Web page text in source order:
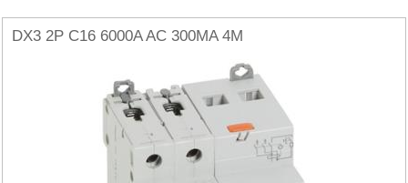
DX3 2P C16 6000A AC 300MA 4M